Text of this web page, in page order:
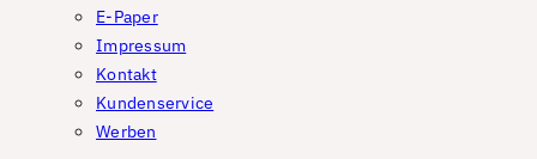
E-Paper
Impressum
Kontakt
Kundenservice
Werben